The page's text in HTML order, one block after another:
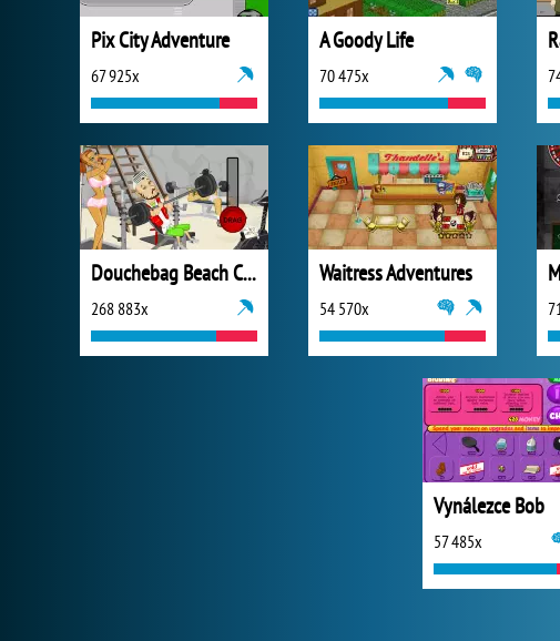
Pix City Adventure
67 925x
A Goody Life
70 475x
Douchebag Beach Club
268 883x
Waitress Adventures
54 570x
Vynálezce Bob
57 485x